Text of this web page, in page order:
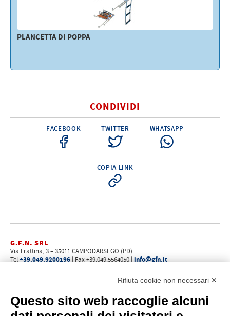
PLANCETTA DI POPPA
CONDIVIDI
FACEBOOK TWITTER WHATSAPP
COPIA LINK
G.F.N. SRL
Via Frattina, 3 – 35011 CAMPODARSEGO (PD)
Tel+39.049.9200196 | Fax +39.049.5564050 | info@gfn.it
PROFILO
Rifiuta cookie non necessari ✕
Questo sito web raccoglie alcuni